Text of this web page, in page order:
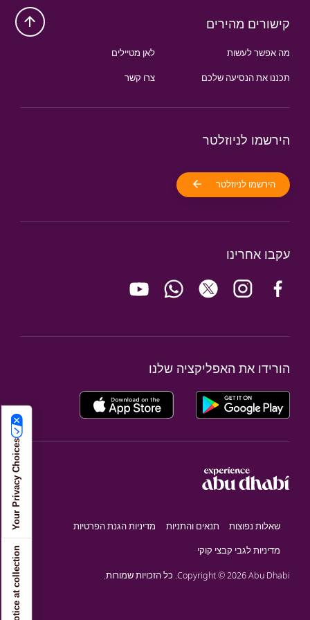
קישורים מהירים
מה אפשר לעשות
תכננו את הנסיעה שלכם
לאן מטיילים
צרו קשר
הירשמו לניוזלטר
הירשמו לניוזלטר
עקבו אחרינו
הורידו את האפליקציה שלנו
שאלות נפוצות תנאים והתניות מדיניות הגנת הפרטיות
מדיניות לגבי קבצי קוקי
Copyright © 2026 Abu Dhabi. כל הזכויות שמורות.
Your Privacy Choices
Notice at collection